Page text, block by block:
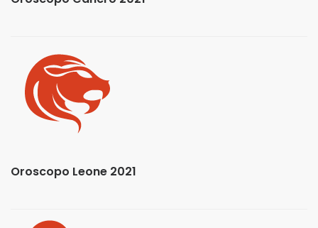
Oroscopo Leone 2021